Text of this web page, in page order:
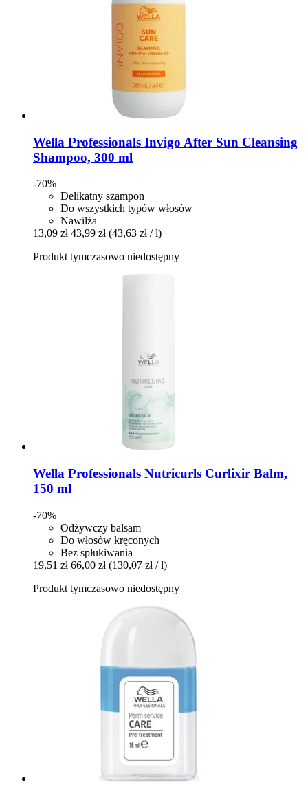
Wella Professionals Invigo After Sun Cleansing
Shampoo, 300 ml
-70%
Delikatny szampon
Do wszystkich typów włosów
Nawilża
13,09 zł 43,99 zł (43,63 zł / l)
Produkt tymczasowo niedostępny
Wella Professionals Nutricurls Curlixir Balm,
150 ml
-70%
Odżywczy balsam
Do włosów kręconych
Bez spłukiwania
19,51 zł 66,00 zł (130,07 zł / l)
Produkt tymczasowo niedostępny